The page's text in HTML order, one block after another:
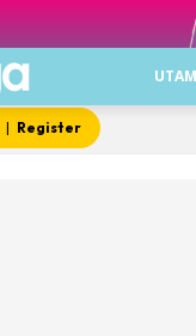
| Register